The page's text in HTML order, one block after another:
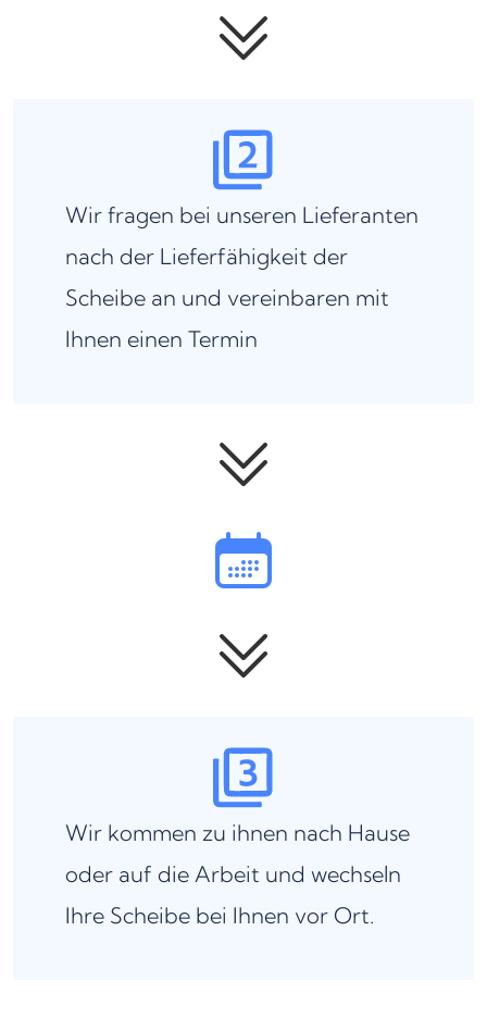
Wir fragen bei unseren Lieferanten
nach der Lieferfähigkeit der
Scheibe an und vereinbaren mit
Ihnen einen Termin
Wir kommen zu ihnen nach Hause
oder auf die Arbeit und wechseln
Ihre Scheibe bei Ihnen vor Ort.